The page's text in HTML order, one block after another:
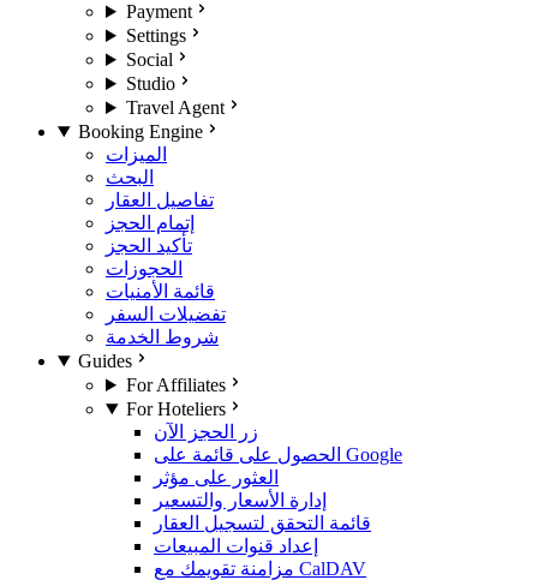
Payment
Settings
Social
Studio
Travel Agent
Booking Engine
الميزات
البحث
تفاصيل العقار
إتمام الحجز
تأكيد الحجز
الحجوزات
قائمة الأمنيات
تفضيلات السفر
شروط الخدمة
Guides
For Affiliates
For Hoteliers
زر الحجز الآن
الحصول على قائمة على Google
العثور على مؤثر
إدارة الأسعار والتسعير
قائمة التحقق لتسجيل العقار
إعداد قنوات المبيعات
مزامنة تقويمك مع CalDAV